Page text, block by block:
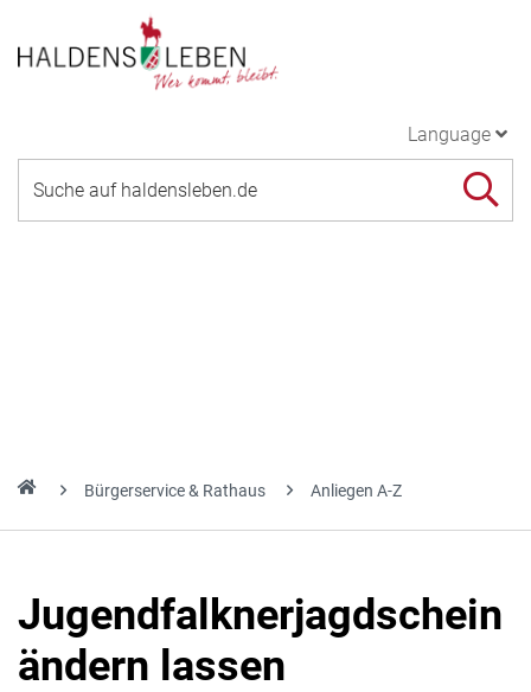
Language
Bürgerservice & Rathaus Anliegen A-Z
Jugendfalknerjagdschein
ändern lassen